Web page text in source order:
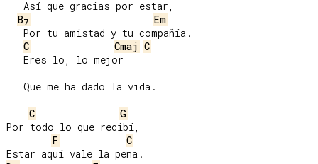
B7
Em
C
Cmaj C
C
G
Por todo lo que recibí,
F
C